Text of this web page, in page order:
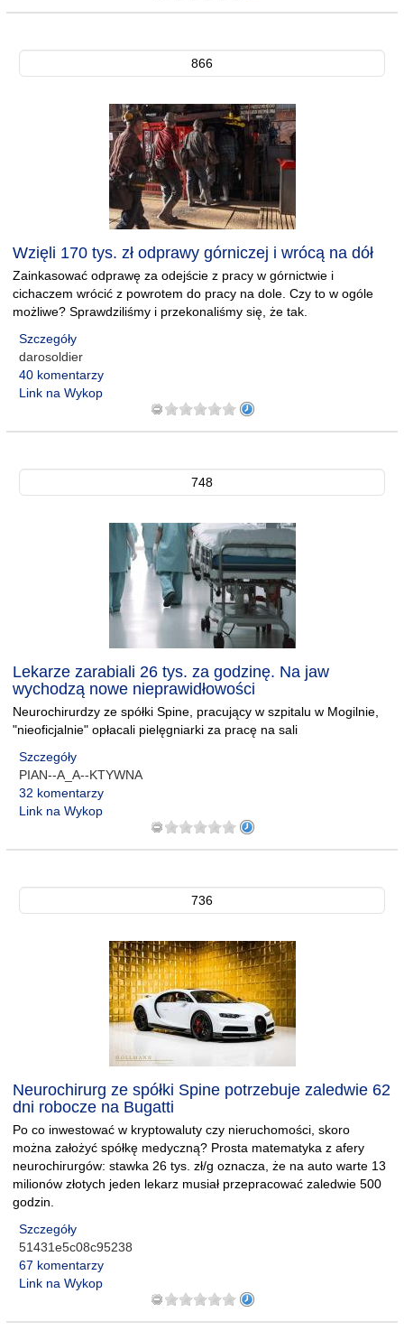
866
Wzięli 170 tys. zł odprawy górniczej i wrócą na dół
Zainkasować odprawę za odejście z pracy w górnictwie i
cichaczem wrócić z powrotem do pracy na dole. Czy to w ogóle
możliwe? Sprawdziliśmy i przekonaliśmy się, że tak.
Szczegóły
darosoldier
40 komentarzy
Link na Wykop
748
Lekarze zarabiali 26 tys. za godzinę. Na jaw
wychodzą nowe nieprawidłowości
Neurochirurdzy ze spółki Spine, pracujący w szpitalu w Mogilnie,
"nieoficjalnie" opłacali pielęgniarki za pracę na sali
Szczegóły
PIAN--A_A--KTYWNA
32 komentarzy
Link na Wykop
736
Neurochirurg ze spółki Spine potrzebuje zaledwie 62
dni robocze na Bugatti
Po co inwestować w kryptowaluty czy nieruchomości, skoro
można założyć spółkę medyczną? Prosta matematyka z afery
neurochirurgów: stawka 26 tys. zł/g oznacza, że na auto warte 13
milionów złotych jeden lekarz musiał przepracować zaledwie 500
godzin.
Szczegóły
51431e5c08c95238
67 komentarzy
Link na Wykop